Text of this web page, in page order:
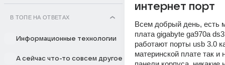
В ТОПЕ НА ОТВЕТАХ
Информационные технологии
А сейчас что-то совсем другое
интернет порт
Всем добрый день, есть
плата gigabyte ga970a
работают порты usb 3.0
материнской плате так и